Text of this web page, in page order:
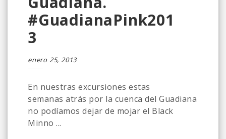
#GuadianaPink201
3
enero 25, 2013
En nuestras excursiones estas
semanas atrás por la cuenca del Guadiana
no podíamos dejar de mojar el Black
Minno ...